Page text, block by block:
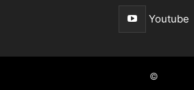
Youtube
©